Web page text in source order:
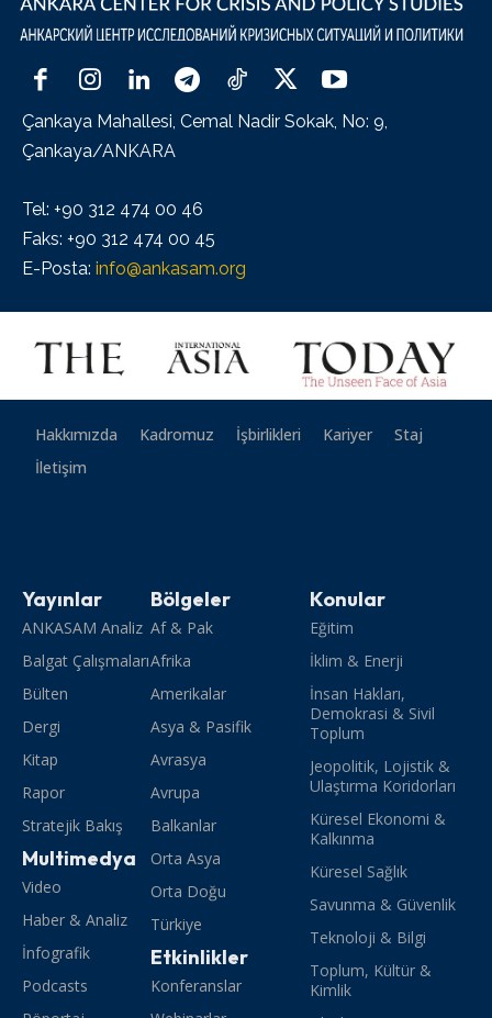
Çankaya Mahallesi, Cemal Nadir Sokak, No: 9,
Çankaya/ANKARA
Tel: +90 312 474 00 46
Faks: +90 312 474 00 45
E-Posta: info@ankasam.org
Hakkımızda Kadromuz İşbirlikleri Kariyer
Staj
İletişim
Yayınlar
ANKASAM Analiz
Balgat Çalışmaları
Bülten
Dergi
Kitap
Rapor
Stratejik Bakış
Multimedya
Video
Haber & Analiz
İnfografik
Podcasts
Bölgeler
Af & Pak
Afrika
Amerikalar
Asya & Pasifik
Avrasya
Avrupa
Balkanlar
Orta Asya
Orta Doğu
Türkiye
Etkinlikler
Konferanslar
Konular
Eğitim
İklim & Enerji
İnsan Hakları,
Demokrasi & Sivil
Toplum
Jeopolitik, Lojistik &
Ulaştırma Koridorları
Küresel Ekonomi &
Kalkınma
Küresel Sağlık
Savunma & Güvenlik
Teknoloji & Bilgi
Toplum, Kültür &
Kimlik